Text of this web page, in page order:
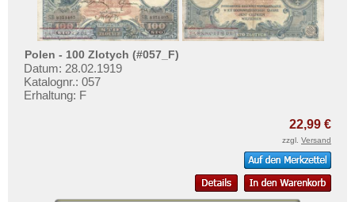
Polen - 100 Zlotych (#057_F)
Datum: 28.02.1919
Katalognr.: 057
Erhaltung: F
22,99 €
zzgl. Versand